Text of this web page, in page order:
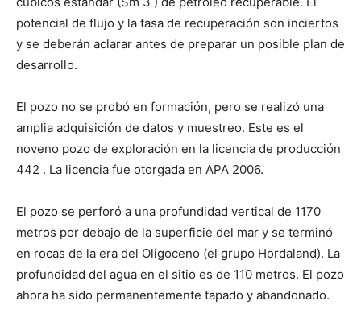
potencial de flujo y la tasa de recuperación son inciertos
y se deberán aclarar antes de preparar un posible plan de
desarrollo.
El pozo no se probó en formación, pero se realizó una
amplia adquisición de datos y muestreo. Este es el
noveno pozo de exploración en la licencia de producción
442 . La licencia fue otorgada en APA 2006.
El pozo se perforó a una profundidad vertical de 1170
metros por debajo de la superficie del mar y se terminó
en rocas de la era del Oligoceno (el grupo Hordaland). La
profundidad del agua en el sitio es de 110 metros. El pozo
ahora ha sido permanentemente tapado y abandonado.